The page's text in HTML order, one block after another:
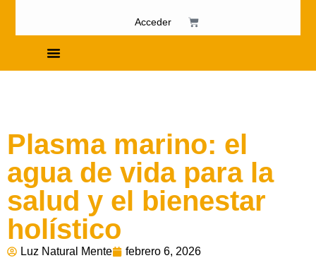
Acceder
Plasma marino: el
agua de vida para la
salud y el bienestar
holístico
Luz Natural Mente
febrero 6, 2026